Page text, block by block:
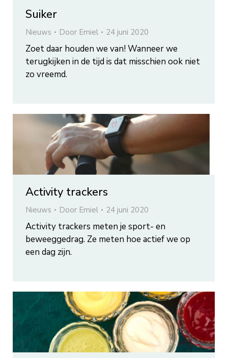
Suiker
Nieuws Door Emiel 24 juni 2020
Zoet daar houden we van! Wanneer we
terugkijken in de tijd is dat misschien ook niet
zo vreemd.
Activity trackers
Nieuws Door Emiel 24 juni 2020
Activity trackers meten je sport- en
beweeggedrag. Ze meten hoe actief we op
een dag zijn.